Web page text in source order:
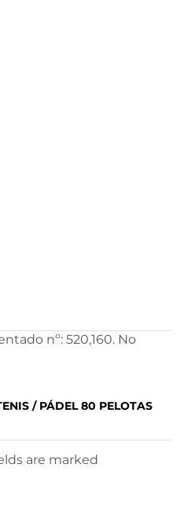
nº: 520,160. No
/ PÁDEL 80 PELOTAS
are marked